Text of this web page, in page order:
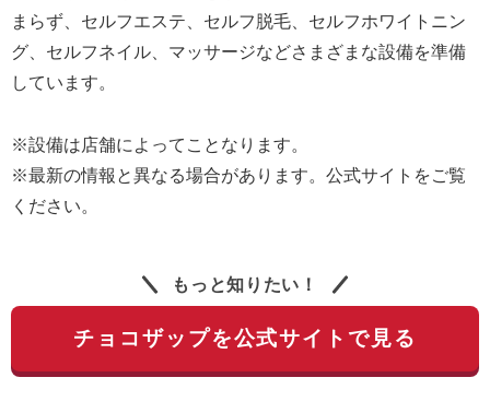
まらず、セルフエステ、セルフ脱毛、セルフホワイトニン
グ、セルフネイル、マッサージなどさまざまな設備を準備
しています。
※設備は店舗によってことなります。
※最新の情報と異なる場合があります。公式サイトをご覧
ください。
もっと知りたい！
チョコザップを公式サイトで見る